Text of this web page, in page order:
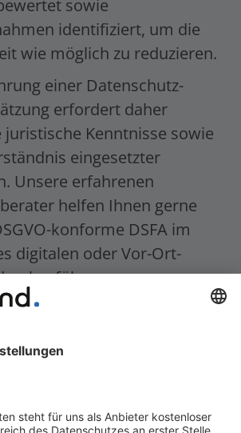
sowie
identifiziert, um die
wie möglich zu reduzieren.
einer Datenschutz-
erfordert daher
Kenntnisse sowie
eingesetzter
Unsere erfahrenen
helfen Ihnen gerne
konforme DSFA im
digitalen oder Vor-Ort-